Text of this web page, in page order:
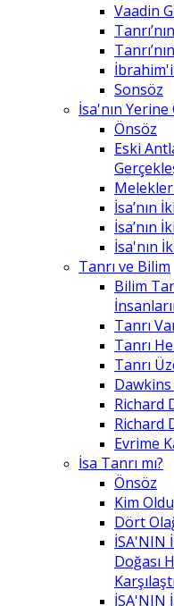
Vaadin
Sonsöz
İsa'nın
Önsöz
Eski
İsa’nın
İsa’nın
İsa'nın
Tanrı ve Bilim
Bilim
Tanrı
Tanrı
Tanrı
Dawkins
Richard
Richard
Evrime
İsa Tanrı mı?
Önsöz
Kim
Dört
İSA'NIN
Doğası
İSA'NIN